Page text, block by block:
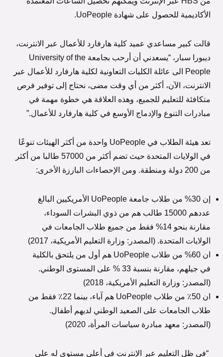
الأكاديمية للحصول على شهادة UoPeople.
قالت كبير مساعدي عميد كلية هارفارد للأعمال عبر الانترنت،
ديبورا سبار، “يسعدني أن أرحب بجامعة University of the
People الى عائلة الكليات التعاونية لكلية هارفارد للأعمال عبر
الانترنت، الآن، أكثر من أي وقت مضى، نحتاج إلى توفير فرص
متكافئة للتعليم للجميع، وهذه العلاقة هي خطوة مهمة في
مبادرات التنوع والإدماج الأوسع في كلية هارفارد للأعمال.”
تعد هيئة الطلاب في UoPeople واحدة من أكثر الهيئات تنوعًا
في الولايات المتحدة حيث تضم أكثر من 57000 طالبا من أكثر
من 200 دولة ومنطقة. ومن الإحصاءات البارزة الأخرى:
إن 30% من طلاب جامعة UoPeople الأمريكيين البالغ
عددهم 15000 طالب هم من ذوي البشرات السوداء،
مقارنة بنحو 14% فقط من جميع طلاب الجامعات في
الولايات المتحدة. (المصدر: وزارة التعليم الأمريكية، 2017)
ان 60% من طلاب UoPeople هم أول من يلتحق بالكلية
في جيلهم، مقارنة بنسبة 33 % على المستوى الوطني.
(المصدر: وزارة التعليم الأمريكية، 2018)
ان 50٪ من طلاب UoPeople هم آباء، بينما 22٪ فقط من
طلاب الجامعات على الصعيد الوطني لديهم أطفال.
(المصدر: معهد مبادرة سياسات المرأة، 2020)
“في ظل التعليم عبر الإنترنت في أعلى مستوى له على